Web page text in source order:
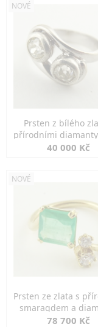
NOVÉ
Prsten z bílého
přírodními diamanty
ct
40 000 Kč
NOVÉ
Prsten ze zlata s
smaragdem a
78 700 Kč